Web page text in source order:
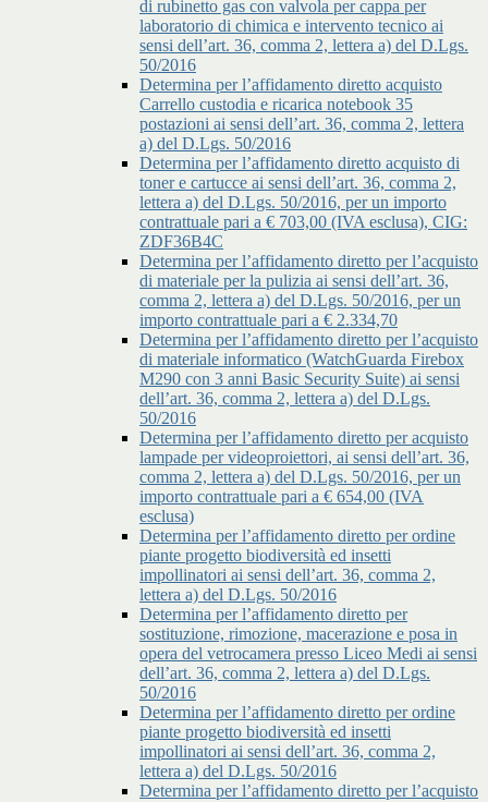
di rubinetto gas con valvola per cappa per
laboratorio di chimica e intervento tecnico ai
sensi dell’art. 36, comma 2, lettera a) del D.Lgs.
50/2016
Determina per l’affidamento diretto acquisto
Carrello custodia e ricarica notebook 35
postazioni ai sensi dell’art. 36, comma 2, lettera
a) del D.Lgs. 50/2016
Determina per l’affidamento diretto acquisto di
toner e cartucce ai sensi dell’art. 36, comma 2,
lettera a) del D.Lgs. 50/2016, per un importo
contrattuale pari a € 703,00 (IVA esclusa), CIG:
ZDF36B4C
Determina per l’affidamento diretto per l’acquisto
di materiale per la pulizia ai sensi dell’art. 36,
comma 2, lettera a) del D.Lgs. 50/2016, per un
importo contrattuale pari a € 2.334,70
Determina per l’affidamento diretto per l’acquisto
di materiale informatico (WatchGuarda Firebox
M290 con 3 anni Basic Security Suite) ai sensi
dell’art. 36, comma 2, lettera a) del D.Lgs.
50/2016
Determina per l’affidamento diretto per acquisto
lampade per videoproiettori, ai sensi dell’art. 36,
comma 2, lettera a) del D.Lgs. 50/2016, per un
importo contrattuale pari a € 654,00 (IVA
esclusa)
Determina per l’affidamento diretto per ordine
piante progetto biodiversità ed insetti
impollinatori ai sensi dell’art. 36, comma 2,
lettera a) del D.Lgs. 50/2016
Determina per l’affidamento diretto per
sostituzione, rimozione, macerazione e posa in
opera del vetrocamera presso Liceo Medi ai sensi
dell’art. 36, comma 2, lettera a) del D.Lgs.
50/2016
Determina per l’affidamento diretto per ordine
piante progetto biodiversità ed insetti
impollinatori ai sensi dell’art. 36, comma 2,
lettera a) del D.Lgs. 50/2016
Determina per l’affidamento diretto per l’acquisto